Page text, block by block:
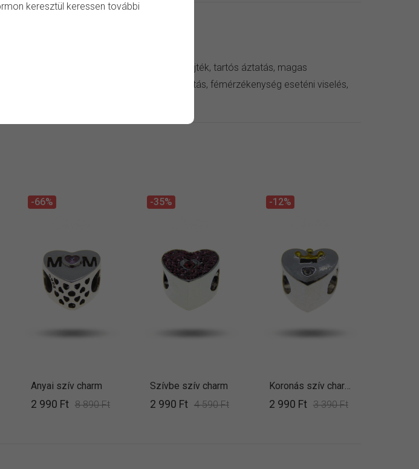
keresztül keressen további
szappan, sampon, vegyszer, verejték, tartós áztatás, magas
páratartalom, ütés vagy negatív külső hatás, fémérzékenység eseténi viselés,
-66%
Anyai szív charm
2 990 Ft 8 890 Ft
-35%
Szívbe szív charm
2 990 Ft 4 590 Ft
-12%
Koronás szív charm
2 990 Ft 3 390 Ft